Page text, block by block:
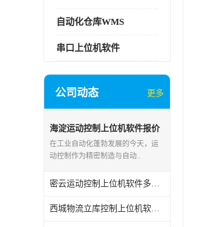
自动化仓库WMS
串口上位机软件
公司动态 更多
海淀运动控制上位机软件报价
在工业自动化蓬勃发展的今天，运
动控制作为精密制造与自动..
密云运动控制上位机软件多少钱
西城物流立库控制上位机软件电话